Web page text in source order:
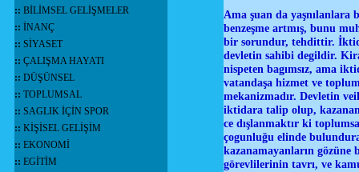
:: BİLİMSEL GELİŞMELER
:: İNANÇ
:: SİYASET
:: ÇALIŞMA HAYATI
:: DÜŞÜNSEL
:: TOPLUMSAL
:: SAGLIK İÇİN SPOR
:: KİŞİSEL GELİŞİM
:: EKONOMİ
:: EGİTİM
Ama şuan da yaşnılanlara
benzeşme artmış, bunu
bir sorundur, tehdittir.
devletin sahibi degildir.
nispeten bagımsız, ama
vatandaşa hizmet ve
mekanizmadır. Devletin
iktidara talip olup,
ce dışlanmaktır ki
çogunluğu elinde
kazanamayanların gözüne
görevlilerinin tavrı, ve